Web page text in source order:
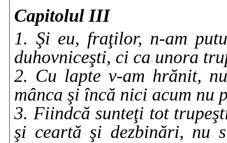
Capitolul III
1. Şi eu, fraţilor, n-am
duhovniceşti, ci ca unora
2. Cu lapte v-am hrănit,
mânca şi încă nici acum
3. Fiindcă sunteţi tot
şi ceartă şi dezbinări, nu